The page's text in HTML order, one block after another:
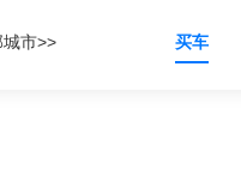
市>> 买车